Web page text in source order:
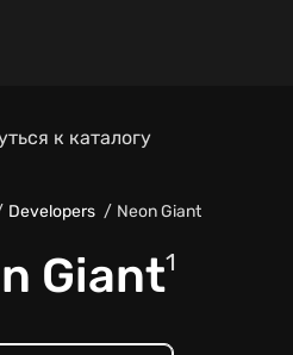
к каталогу
Developers Neon Giant
Giant1